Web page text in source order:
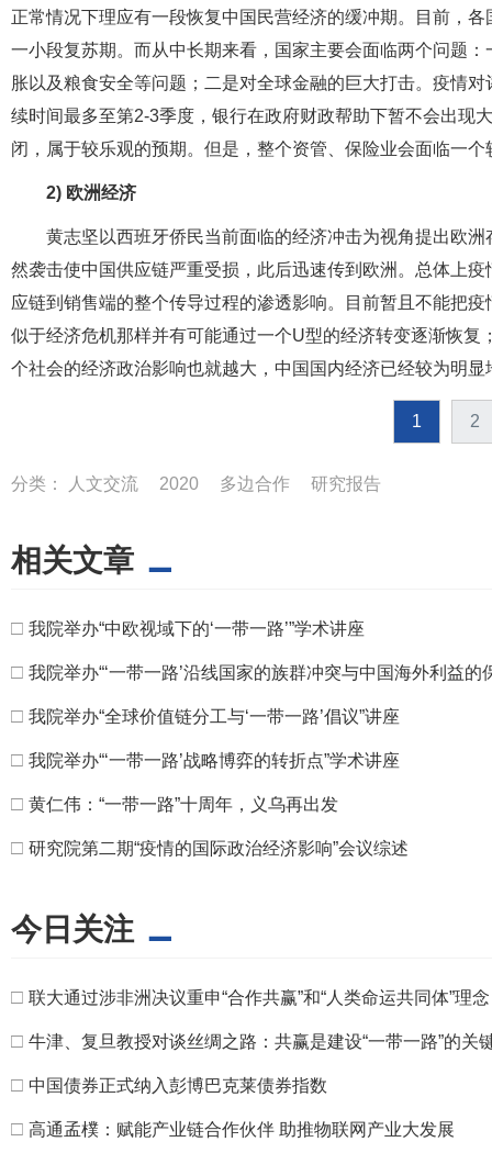
正常情况下理应有一段恢复中国民营经济的缓冲期。目前，
一小段复苏期。而从中长期来看，国家主要会面临两个问题
胀以及粮食安全等问题；二是对全球金融的巨大打击。疫情
续时间最多至第2-3季度，银行在政府财政帮助下暂不会出现
闭，属于较乐观的预期。但是，整个资管、保险业会面临一
2) 欧洲经济
黄志坚以西班牙侨民当前面临的经济冲击为视角提出欧
然袭击使中国供应链严重受损，此后迅速传到欧洲。总体上
应链到销售端的整个传导过程的渗透影响。目前暂且不能把
似于经济危机那样并有可能通过一个U型的经济转变逐渐恢
个社会的经济政治影响也就越大，中国国内经济已经较为明
1 2
分类： 人文交流 2020 多边合作 研究报告
相关文章
□ 我院举办“中欧视域下的‘一带一路’”学术讲座
□ 我院举办“‘一带一路’沿线国家的族群冲突与中国海外利益的
□ 我院举办“全球价值链分工与‘一带一路’倡议”讲座
□ 我院举办“‘一带一路’战略博弈的转折点”学术讲座
□ 黄仁伟：“一带一路”十周年，义乌再出发
□ 研究院第二期“疫情的国际政治经济影响”会议综述
今日关注
□ 联大通过涉非洲决议重申“合作共赢”和“人类命运共同体”理念
□ 牛津、复旦教授对谈丝绸之路：共赢是建设“一带一路”的关
□ 中国债券正式纳入彭博巴克莱债券指数
□ 高通孟樸：赋能产业链合作伙伴 助推物联网产业大发展